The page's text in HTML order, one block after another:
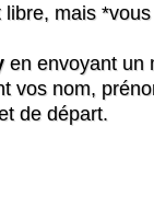
libre, mais
en envoyant un
vos nom,
de départ.